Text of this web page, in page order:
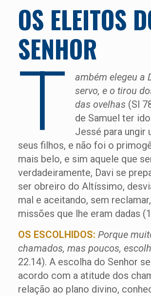
OS ELEITOS
SENHOR
T
ambém elegeu a
servo, e o tirou
das ovelhas (Sl
de Samuel ter
Jessé para ungir
seus filhos, e não foi o
mais belo, e sim aquele que
verdadeiramente, Davi se
ser obreiro do Altíssimo,
mal e aceitando, sem
missões que lhe eram dadas
OS ESCOLHIDOS: Porque
chamados, mas poucos,
22.14). A escolha do Senhor
acordo com a atitude dos
relação ao plano divino,